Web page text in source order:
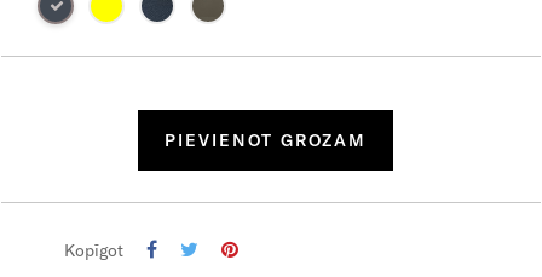
PIEVIENOT GROZAM
Kopīgot